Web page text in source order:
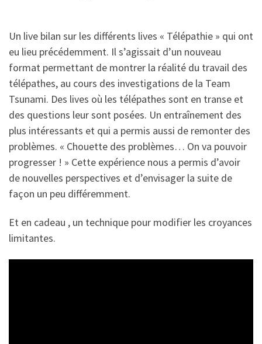
Un live bilan sur les différents lives « Télépathie » qui ont
eu lieu précédemment. Il s’agissait d’un nouveau
format permettant de montrer la réalité du travail des
télépathes, au cours des investigations de la Team
Tsunami. Des lives où les télépathes sont en transe et
des questions leur sont posées. Un entraînement des
plus intéressants et qui a permis aussi de remonter des
problèmes. « Chouette des problèmes… On va pouvoir
progresser ! » Cette expérience nous a permis d’avoir
de nouvelles perspectives et d’envisager la suite de
façon un peu différemment.
Et en cadeau , un technique pour modifier les croyances
limitantes.